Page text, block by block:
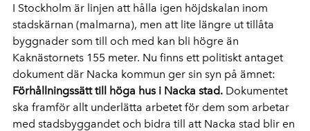
I Stockholm är linjen att hålla igen höjdskalan inom
stadskärnan (malmarna), men att lite längre ut tillåta
byggnader som till och med kan bli högre än
Kaknästornets 155 meter. Nu finns ett politiskt antaget
dokument där Nacka kommun ger sin syn på ämnet:
Förhållningssätt till höga hus i Nacka stad. Dokumentet
ska framför allt underlätta arbetet för dem som arbetar
med stadsbyggandet och bidra till att Nacka stad blir en